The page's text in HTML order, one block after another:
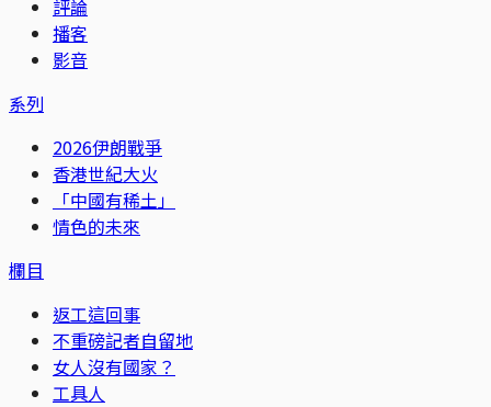
評論
播客
影音
系列
2026伊朗戰爭
香港世紀大火
「中國有稀土」
情色的未來
欄目
返工這回事
不重磅記者自留地
女人沒有國家？
工具人